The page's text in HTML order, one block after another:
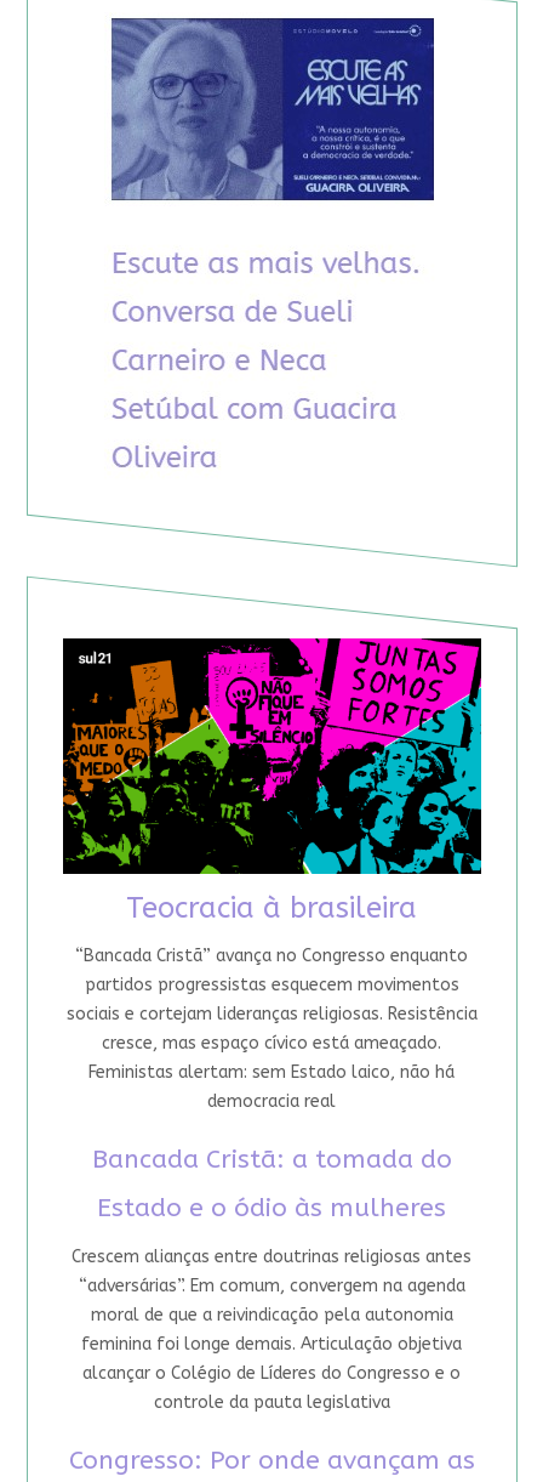
Teocracia à brasileira
“Bancada Cristã” avança no Congresso enquanto
partidos progressistas esquecem movimentos
sociais e cortejam lideranças religiosas. Resistência
cresce, mas espaço cívico está ameaçado.
Feministas alertam: sem Estado laico, não há
democracia real
Bancada Cristã: a tomada do
Estado e o ódio às mulheres
Crescem alianças entre doutrinas religiosas antes
“adversárias”. Em comum, convergem na agenda
moral de que a reivindicação pela autonomia
feminina foi longe demais. Articulação objetiva
alcançar o Colégio de Líderes do Congresso e o
controle da pauta legislativa
Congresso: Por onde avançam as